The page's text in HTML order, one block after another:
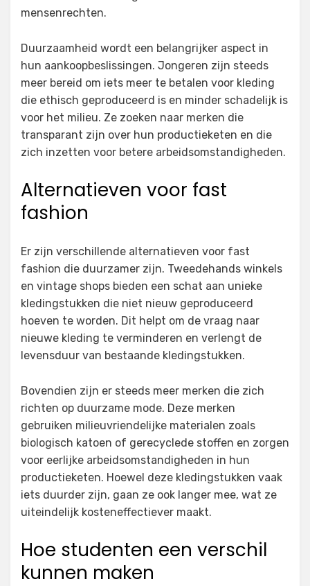
mensenrechten.
Duurzaamheid wordt een belangrijker aspect in
hun aankoopbeslissingen. Jongeren zijn steeds
meer bereid om iets meer te betalen voor kleding
die ethisch geproduceerd is en minder schadelijk is
voor het milieu. Ze zoeken naar merken die
transparant zijn over hun productieketen en die
zich inzetten voor betere arbeidsomstandigheden.
Alternatieven voor fast
fashion
Er zijn verschillende alternatieven voor fast
fashion die duurzamer zijn. Tweedehands winkels
en vintage shops bieden een schat aan unieke
kledingstukken die niet nieuw geproduceerd
hoeven te worden. Dit helpt om de vraag naar
nieuwe kleding te verminderen en verlengt de
levensduur van bestaande kledingstukken.
Bovendien zijn er steeds meer merken die zich
richten op duurzame mode. Deze merken
gebruiken milieuvriendelijke materialen zoals
biologisch katoen of gerecyclede stoffen en zorgen
voor eerlijke arbeidsomstandigheden in hun
productieketen. Hoewel deze kledingstukken vaak
iets duurder zijn, gaan ze ook langer mee, wat ze
uiteindelijk kosteneffectiever maakt.
Hoe studenten een verschil
kunnen maken